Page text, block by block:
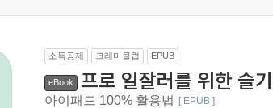
소득공제 크레마클럽 EPUB
eBook 프로 일잘러를 위한 슬
아이패드 100% 활용법
[ EPUB ]